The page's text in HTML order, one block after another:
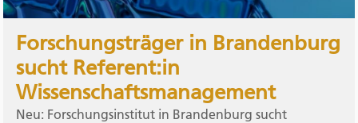
Forschungsträger in Brandenburg
sucht Referent:in
Wissenschaftsmanagement
Neu: Forschungsinstitut in Brandenburg sucht